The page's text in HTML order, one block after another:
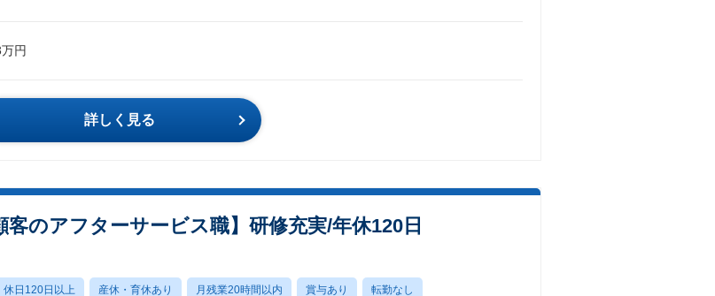
円
詳しく見る
のアフターサービス職】研修充実/年休120日
休日120日以上 産休・育休あり 月残業20時間以内 賞与あり 転勤なし